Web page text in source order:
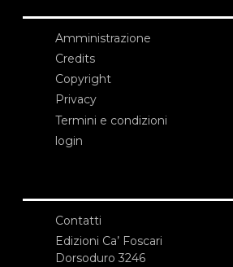
Amministrazione
Credits
Copyright
Privacy
Termini e condizioni
login
Contatti
Edizioni Ca’ Foscari
Dorsoduro 3246